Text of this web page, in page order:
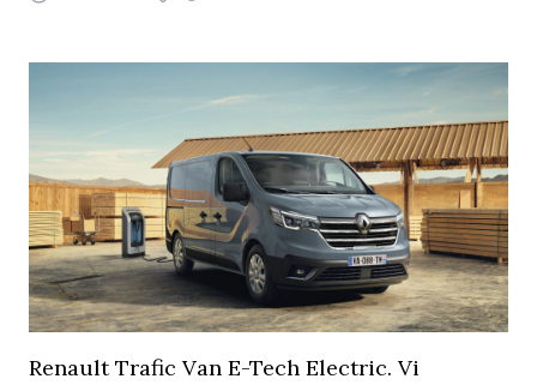
Renault Trafic Van E-Tech Electric. Vi